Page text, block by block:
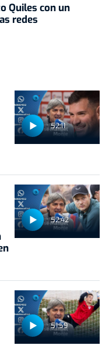
Quiles con un
redes
52:11
52:42
51:59